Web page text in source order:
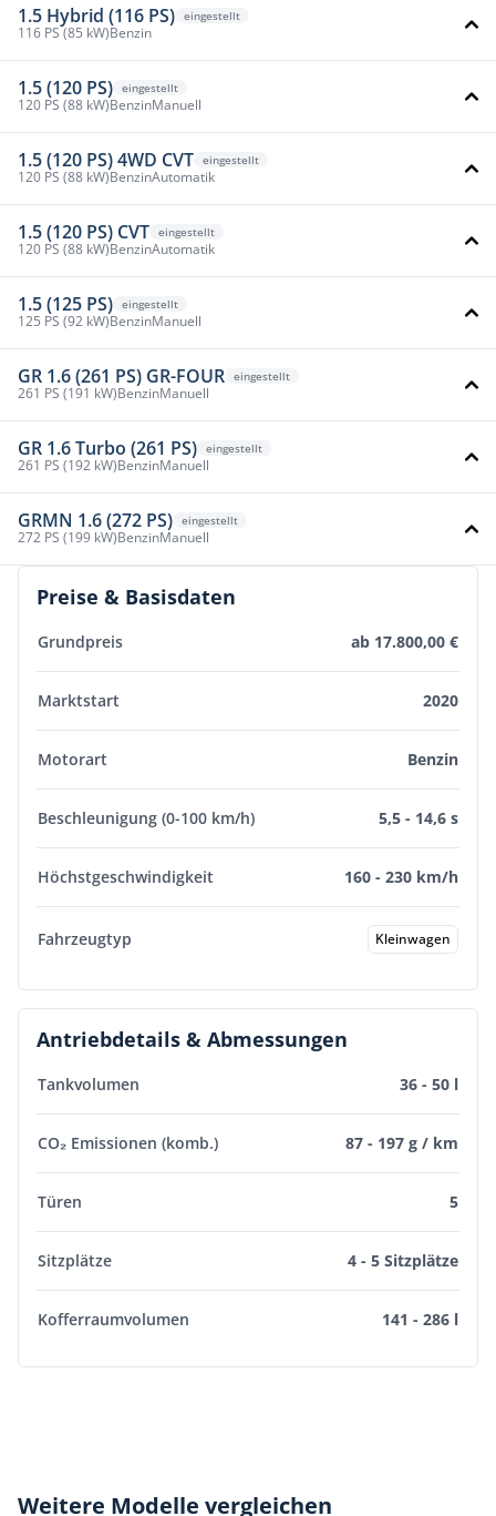
1.5 Hybrid (116 PS) eingestellt
116 PS (85 kW)Benzin
1.5 (120 PS) eingestellt
120 PS (88 kW)BenzinManuell
1.5 (120 PS) 4WD CVT eingestellt
120 PS (88 kW)BenzinAutomatik
1.5 (120 PS) CVT eingestellt
120 PS (88 kW)BenzinAutomatik
1.5 (125 PS) eingestellt
125 PS (92 kW)BenzinManuell
GR 1.6 (261 PS) GR-FOUR eingestellt
261 PS (191 kW)BenzinManuell
GR 1.6 Turbo (261 PS) eingestellt
261 PS (192 kW)BenzinManuell
GRMN 1.6 (272 PS) eingestellt
272 PS (199 kW)BenzinManuell
Preise & Basisdaten
Grundpreis ab 17.800,00 €
Marktstart 2020
Motorart Benzin
Beschleunigung (0-100 km/h) 5,5 - 14,6 s
Höchstgeschwindigkeit 160 - 230 km/h
Fahrzeugtyp Kleinwagen
Antriebdetails & Abmessungen
Tankvolumen 36 - 50 l
CO₂ Emissionen (komb.) 87 - 197 g / km
Türen 5
Sitzplätze 4 - 5 Sitzplätze
Kofferraumvolumen 141 - 286 l
Weitere Modelle vergleichen